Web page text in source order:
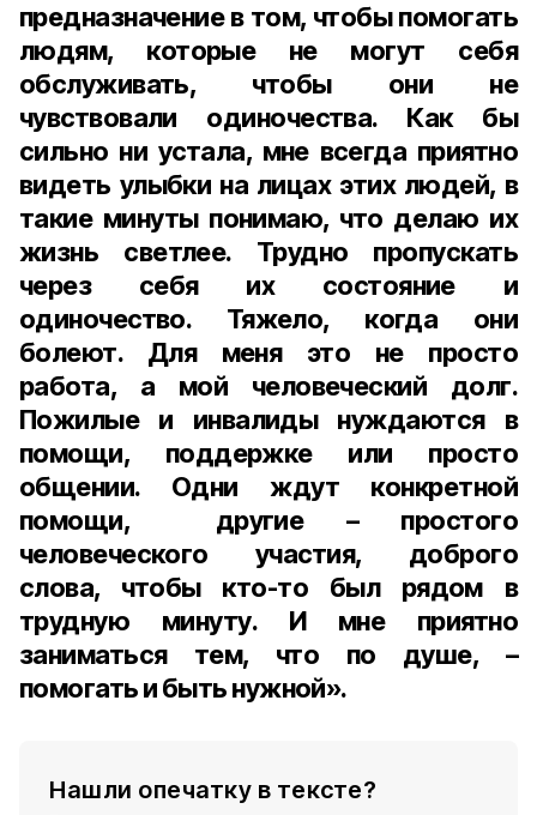
предназначение в том, чтобы помогать
людям, которые не могут себя
обслуживать, чтобы они не
чувствовали одиночества. Как бы
сильно ни устала, мне всегда приятно
видеть улыбки на лицах этих людей, в
такие минуты понимаю, что делаю их
жизнь светлее. Трудно пропускать
через себя их состояние и
одиночество. Тяжело, когда они
болеют. Для меня это не просто
работа, а мой человеческий долг.
Пожилые и инвалиды нуждаются в
помощи, поддержке или просто
общении. Одни ждут конкретной
помощи, другие – простого
человеческого участия, доброго
слова, чтобы кто-то был рядом в
трудную минуту. И мне приятно
заниматься тем, что по душе, –
помогать и быть нужной».
Нашли опечатку в тексте?